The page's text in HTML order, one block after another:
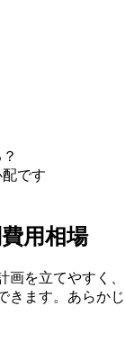
です
を立てやすく、
きます。あらかじ